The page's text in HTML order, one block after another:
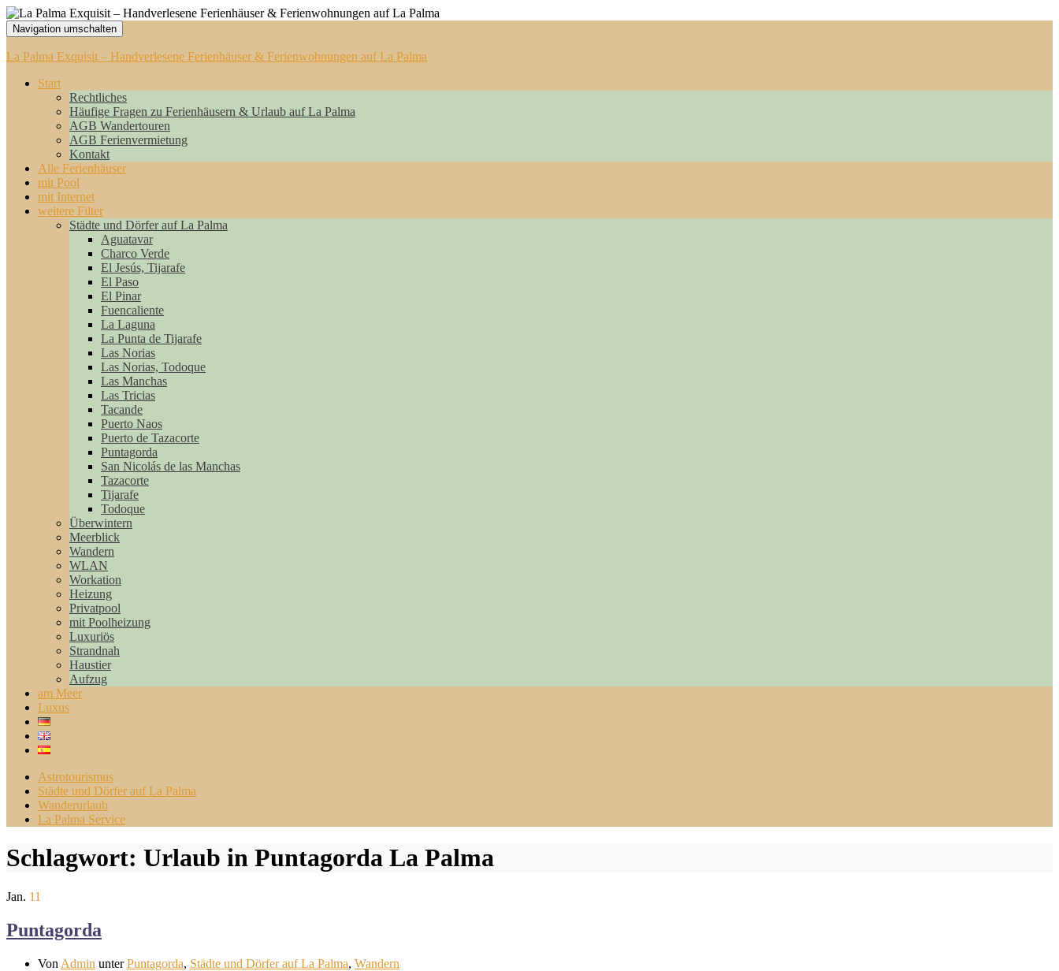
Navigation umschalten
La Palma Exquisit – Handverlesene Ferienhäuser & Ferienwohnungen auf La Palma
Start
Rechtliches
Häufige Fragen zu Ferienhäusern & Urlaub auf La Palma
AGB Wandertouren
AGB Ferienvermietung
Kontakt
Alle Ferienhäuser
mit Pool
mit Internet
weitere Filter
Städte und Dörfer auf La Palma
Aguatavar
Charco Verde
El Jesús, Tijarafe
El Paso
El Pinar
Fuencaliente
La Laguna
La Punta de Tijarafe
Las Norias
Las Norias, Todoque
Las Manchas
Las Tricias
Tacande
Puerto Naos
Puerto de Tazacorte
Puntagorda
San Nicolás de las Manchas
Tazacorte
Tijarafe
Todoque
Überwintern
Meerblick
Wandern
WLAN
Workation
Heizung
Privatpool
mit Poolheizung
Luxuriös
Strandnah
Haustier
Aufzug
am Meer
Luxus
Astrotourismus
Städte und Dörfer auf La Palma
Wanderurlaub
La Palma Service
Schlagwort: Urlaub in Puntagorda La Palma
Jan. 11
Puntagorda
Von Admin unterPuntagorda, Städte und Dörfer auf La Palma, Wandern